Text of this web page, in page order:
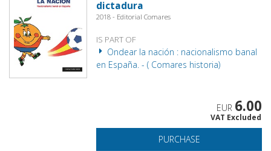
dictadura
2018 - Editorial Comares
IS PART OF
Ondear la nación : nacionalismo banal
en España. - ( Comares historia)
EUR 6.00
VAT Excluded
PURCHASE